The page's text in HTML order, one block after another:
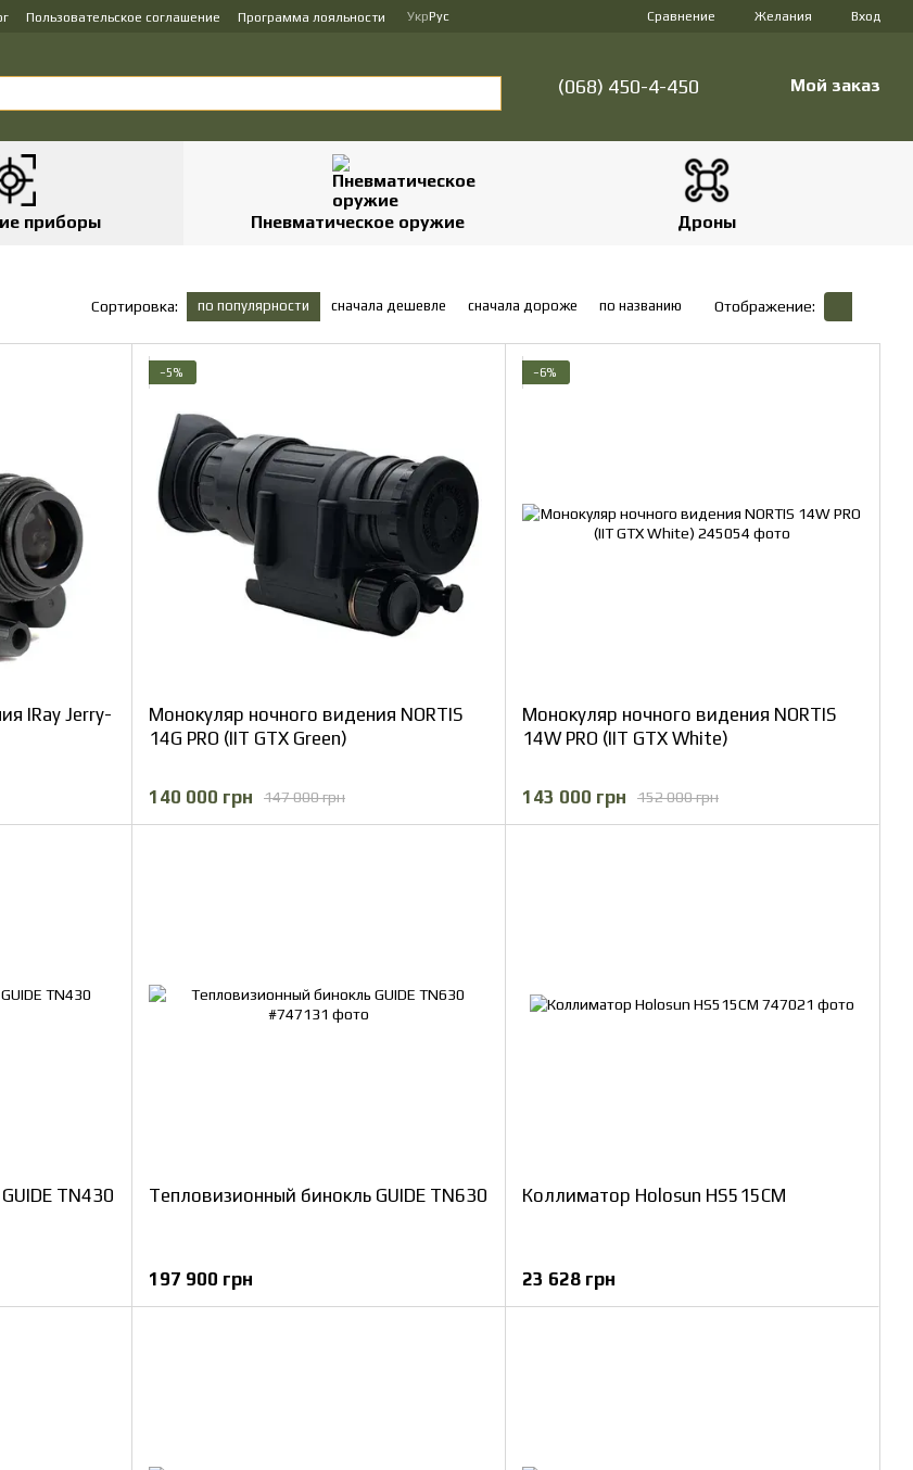
Пользовательское соглашение Программа лояльности УкрРус Сравнение Желания Вход
(068) 450-4-450 Мой заказ
приборы Пневматическое оружие Дроны
Сортировка: по популярности сначала дешевле сначала дороже по названию Отображение:
IRay Jerry-
−5%
Монокуляр ночного видения NORTIS
14G PRO (IIT GTX Green)
147 000 грн
140 000 грн
−6%
Монокуляр ночного видения NORTIS
14W PRO (IIT GTX White)
152 000 грн
143 000 грн
TN430 Тепловизионный бинокль GUIDE TN630
197 900 грн
Коллиматор Holosun HS515CM
23 628 грн